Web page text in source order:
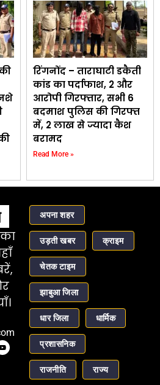
रिंगनोंद – ताराघाटी डकैती
कांड का पर्दाफाश, 2 और
आरोपी गिरफ्तार, सभी 6
बदमाश पुलिस की गिरफ्त
में, ₹2 लाख से ज्यादा कैश
बरामद
Read More »
अपना शहर
उड़ती खबर क्राइम
चेतक टाइम
झाबुआ जिला
धार जिला धार्मिक
प्रशासनिक
राजनीति राज्य